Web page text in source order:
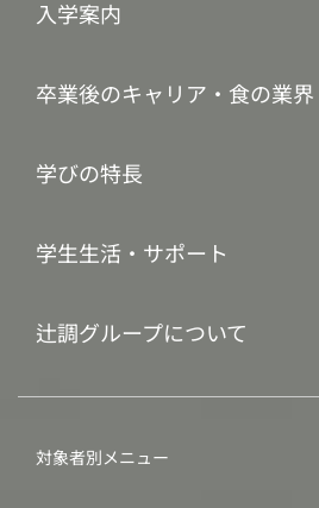
入学案内
卒業後のキャリア・食の業界
学びの特長
学生生活・サポート
辻調グループについて
対象者別メニュー